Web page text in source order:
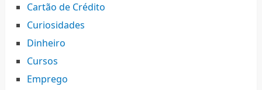
Cartão de Crédito
Curiosidades
Dinheiro
Cursos
Emprego